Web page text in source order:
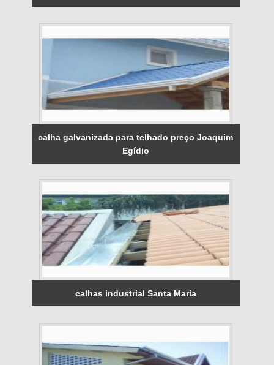
calha galvanizada para telhado preço Joaquim
Egídio
calhas industrial Santa Maria